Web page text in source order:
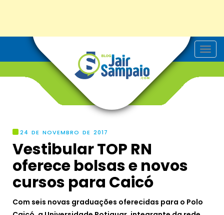
T
o
24 DE NOVEMBRO DE 2017
Vestibular TOP RN
oferece bolsas e novos
cursos para Caicó
Com seis novas graduações oferecidas para o Polo